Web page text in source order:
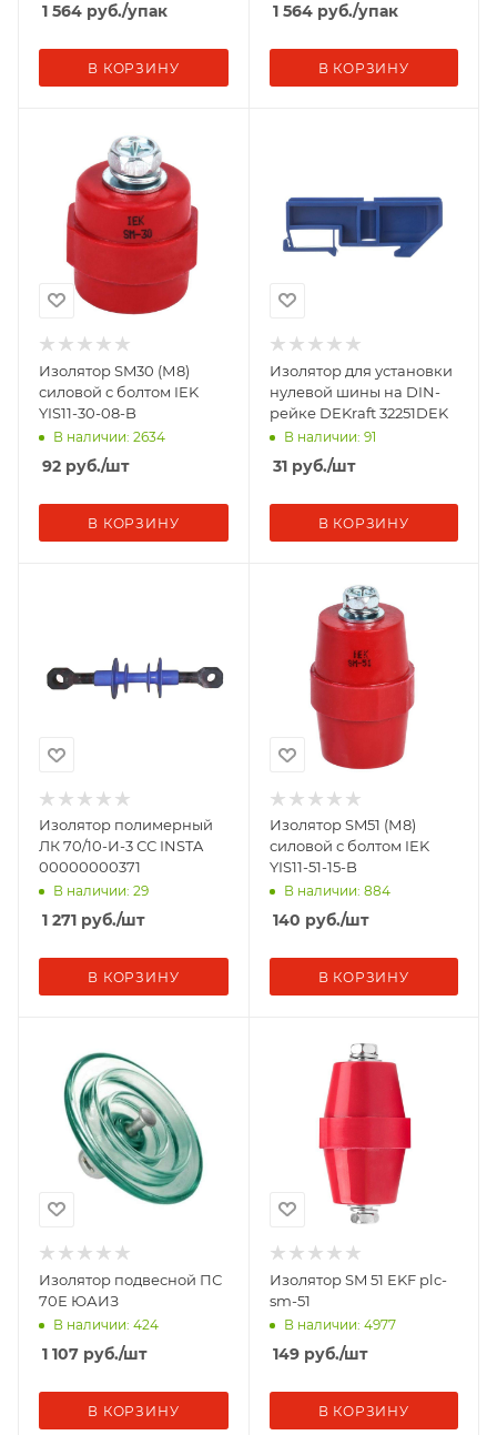
1 564 руб./упак
В КОРЗИНУ
1 564руб./упак
В КОРЗИНУ
Изолятор SM30 (М8)
силовой с болтом IEK
YIS11-30-08-B
В наличии: 2634
92 руб./шт
В КОРЗИНУ
Изолятор для установки
нулевой шины на DIN-
рейке DEKraft 32251DEK
В наличии: 91
31руб./шт
В КОРЗИНУ
Изолятор полимерный
ЛК 70/10-И-3 СС INSTA
00000000371
В наличии: 29
1 271 руб./шт
В КОРЗИНУ
Изолятор SM51 (М8)
силовой с болтом IEK
YIS11-51-15-B
В наличии: 884
140 руб./шт
В КОРЗИНУ
Изолятор подвесной ПС
70Е ЮАИЗ
В наличии: 424
1 107 руб./шт
В КОРЗИНУ
Изолятор SM 51 EKF plc-
sm-51
В наличии: 4977
149руб./шт
В КОРЗИНУ